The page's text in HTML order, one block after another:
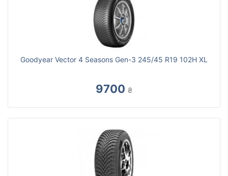
Goodyear Vector 4 Seasons Gen-3 245/45 R19 102H XL
9700 ₴